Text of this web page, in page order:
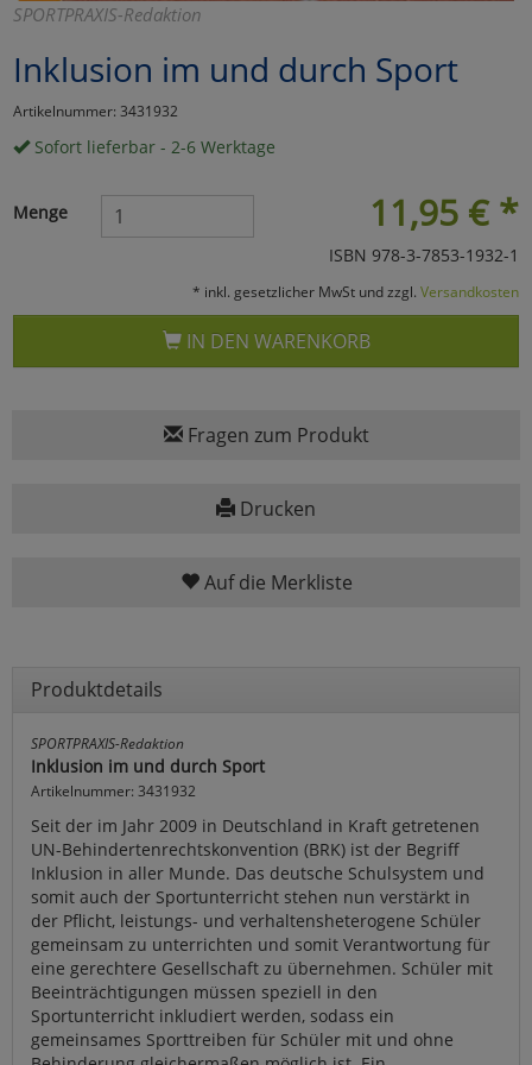
SPORTPRAXIS-Redaktion
Inklusion im und durch Sport
Artikelnummer: 3431932
Sofort lieferbar - 2-6 Werktage
11,95 € *
Menge
ISBN 978-3-7853-1932-1
* inkl. gesetzlicher MwSt und zzgl. Versandkosten
IN DEN WARENKORB
Fragen zum Produkt
Drucken
Auf die Merkliste
Produktdetails
SPORTPRAXIS-Redaktion
Inklusion im und durch Sport
Artikelnummer: 3431932
Seit der im Jahr 2009 in Deutschland in Kraft getretenen
UN-Behindertenrechtskonvention (BRK) ist der Begriff
Inklusion in aller Munde. Das deutsche Schulsystem und
somit auch der Sportunterricht stehen nun verstärkt in
der Pflicht, leistungs- und verhaltensheterogene Schüler
gemeinsam zu unterrichten und somit Verantwortung für
eine gerechtere Gesellschaft zu übernehmen. Schüler mit
Beeinträchtigungen müssen speziell in den
Sportunterricht inkludiert werden, sodass ein
gemeinsames Sporttreiben für Schüler mit und ohne
Umfragetools
Cookies
Alle Akzeptieren
Einstellungen speichern
zurückzu Haupptseite